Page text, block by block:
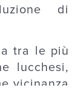
di
tra le più
lucchesi,
vicinanza